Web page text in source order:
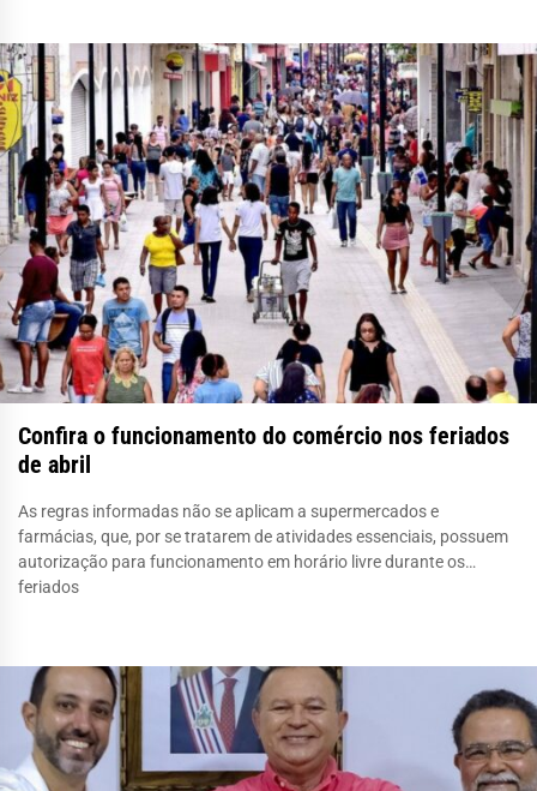
Confira o funcionamento do comércio nos feriados
de abril
As regras informadas não se aplicam a supermercados e
farmácias, que, por se tratarem de atividades essenciais, possuem
autorização para funcionamento em horário livre durante os
feriados